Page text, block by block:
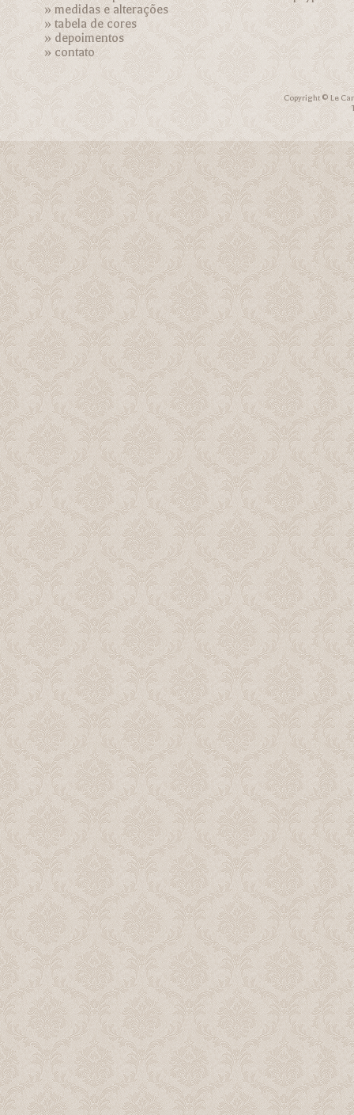
»medidas e alterações
»tabela de cores
» depoimentos
»contato
Copyright © Le